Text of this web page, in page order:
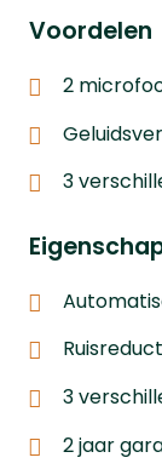
Voordelen
2
3
3
2 jaar